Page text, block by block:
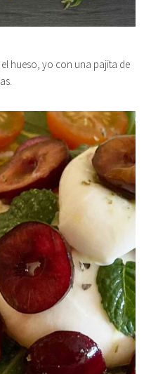
hueso, yo con una pajita de